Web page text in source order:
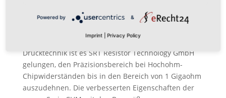
high-resistance chip resistors with precision
Durch eine Optimierung des Layouts und der
Drucktechnik ist es SRT Resistor Technology GmbH
gelungen, den Präzisionsbereich bei Hochohm-
Chipwiderständen bis in den Bereich von 1 Gigaohm
auszudehnen. Die verbesserten Eigenschaften der
Powered by &
Imprint Privacy Policy